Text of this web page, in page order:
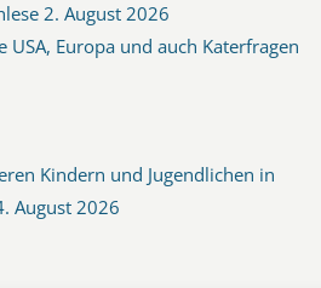
2. August 2026
USA, Europa und auch Katerfragen
Kindern und Jugendlichen in
August 2026